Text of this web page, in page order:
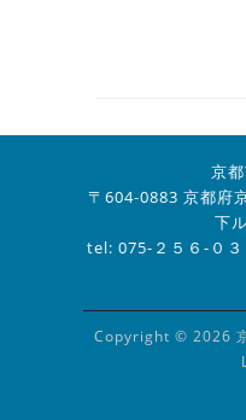
京
〒604-0883 京都府
下
tel: 075-２５６-０
Copyright © 2026